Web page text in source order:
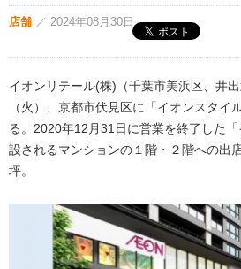
店舗 ／ 2024年08月30日
イオンリテール(株)（千葉市美浜区、井
（火）、京都市伏見区に「イオンスタイ
る。2020年12月31日に営業を終了した
設されるマンションの１階・２階への出
坪。